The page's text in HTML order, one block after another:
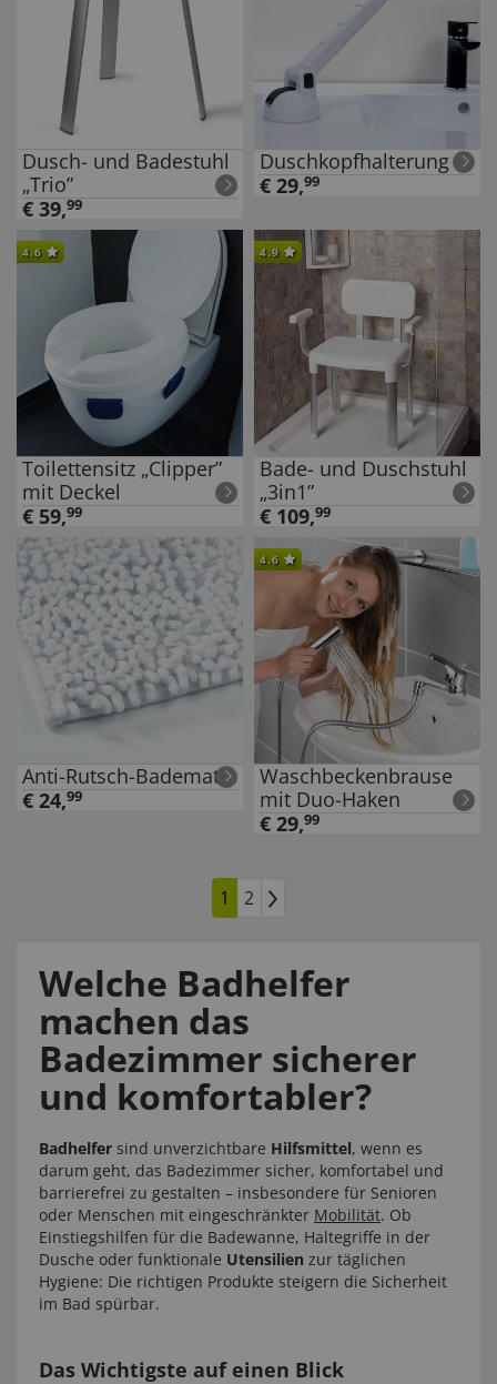
Dusch- und Badestuhl
„Trio”
€ 39,99
Duschkopfhalterung
€ 29,99
4.6
Toilettensitz „Clipper”
mit Deckel
€ 59,99
4.9
Bade- und Duschstuhl
„3in1”
€ 109,99
Anti-Rutsch-Badematte
€ 24,99
4.6
Waschbeckenbrause
mit Duo-Haken
€ 29,99
1 2
Welche Badhelfer
machen das
Badezimmer sicherer
und komfortabler?
Badhelfer sind unverzichtbare Hilfsmittel, wenn es
darum geht, das Badezimmer sicher, komfortabel und
barrierefrei zu gestalten – insbesondere für Senioren
oder Menschen mit eingeschränkter Mobilität. Ob
Einstiegshilfen für die Badewanne, Haltegriffe in der
Dusche oder funktionale Utensilien zur täglichen
Hygiene: Die richtigen Produkte steigern die Sicherheit
im Bad spürbar.
Das Wichtigste auf einen Blick